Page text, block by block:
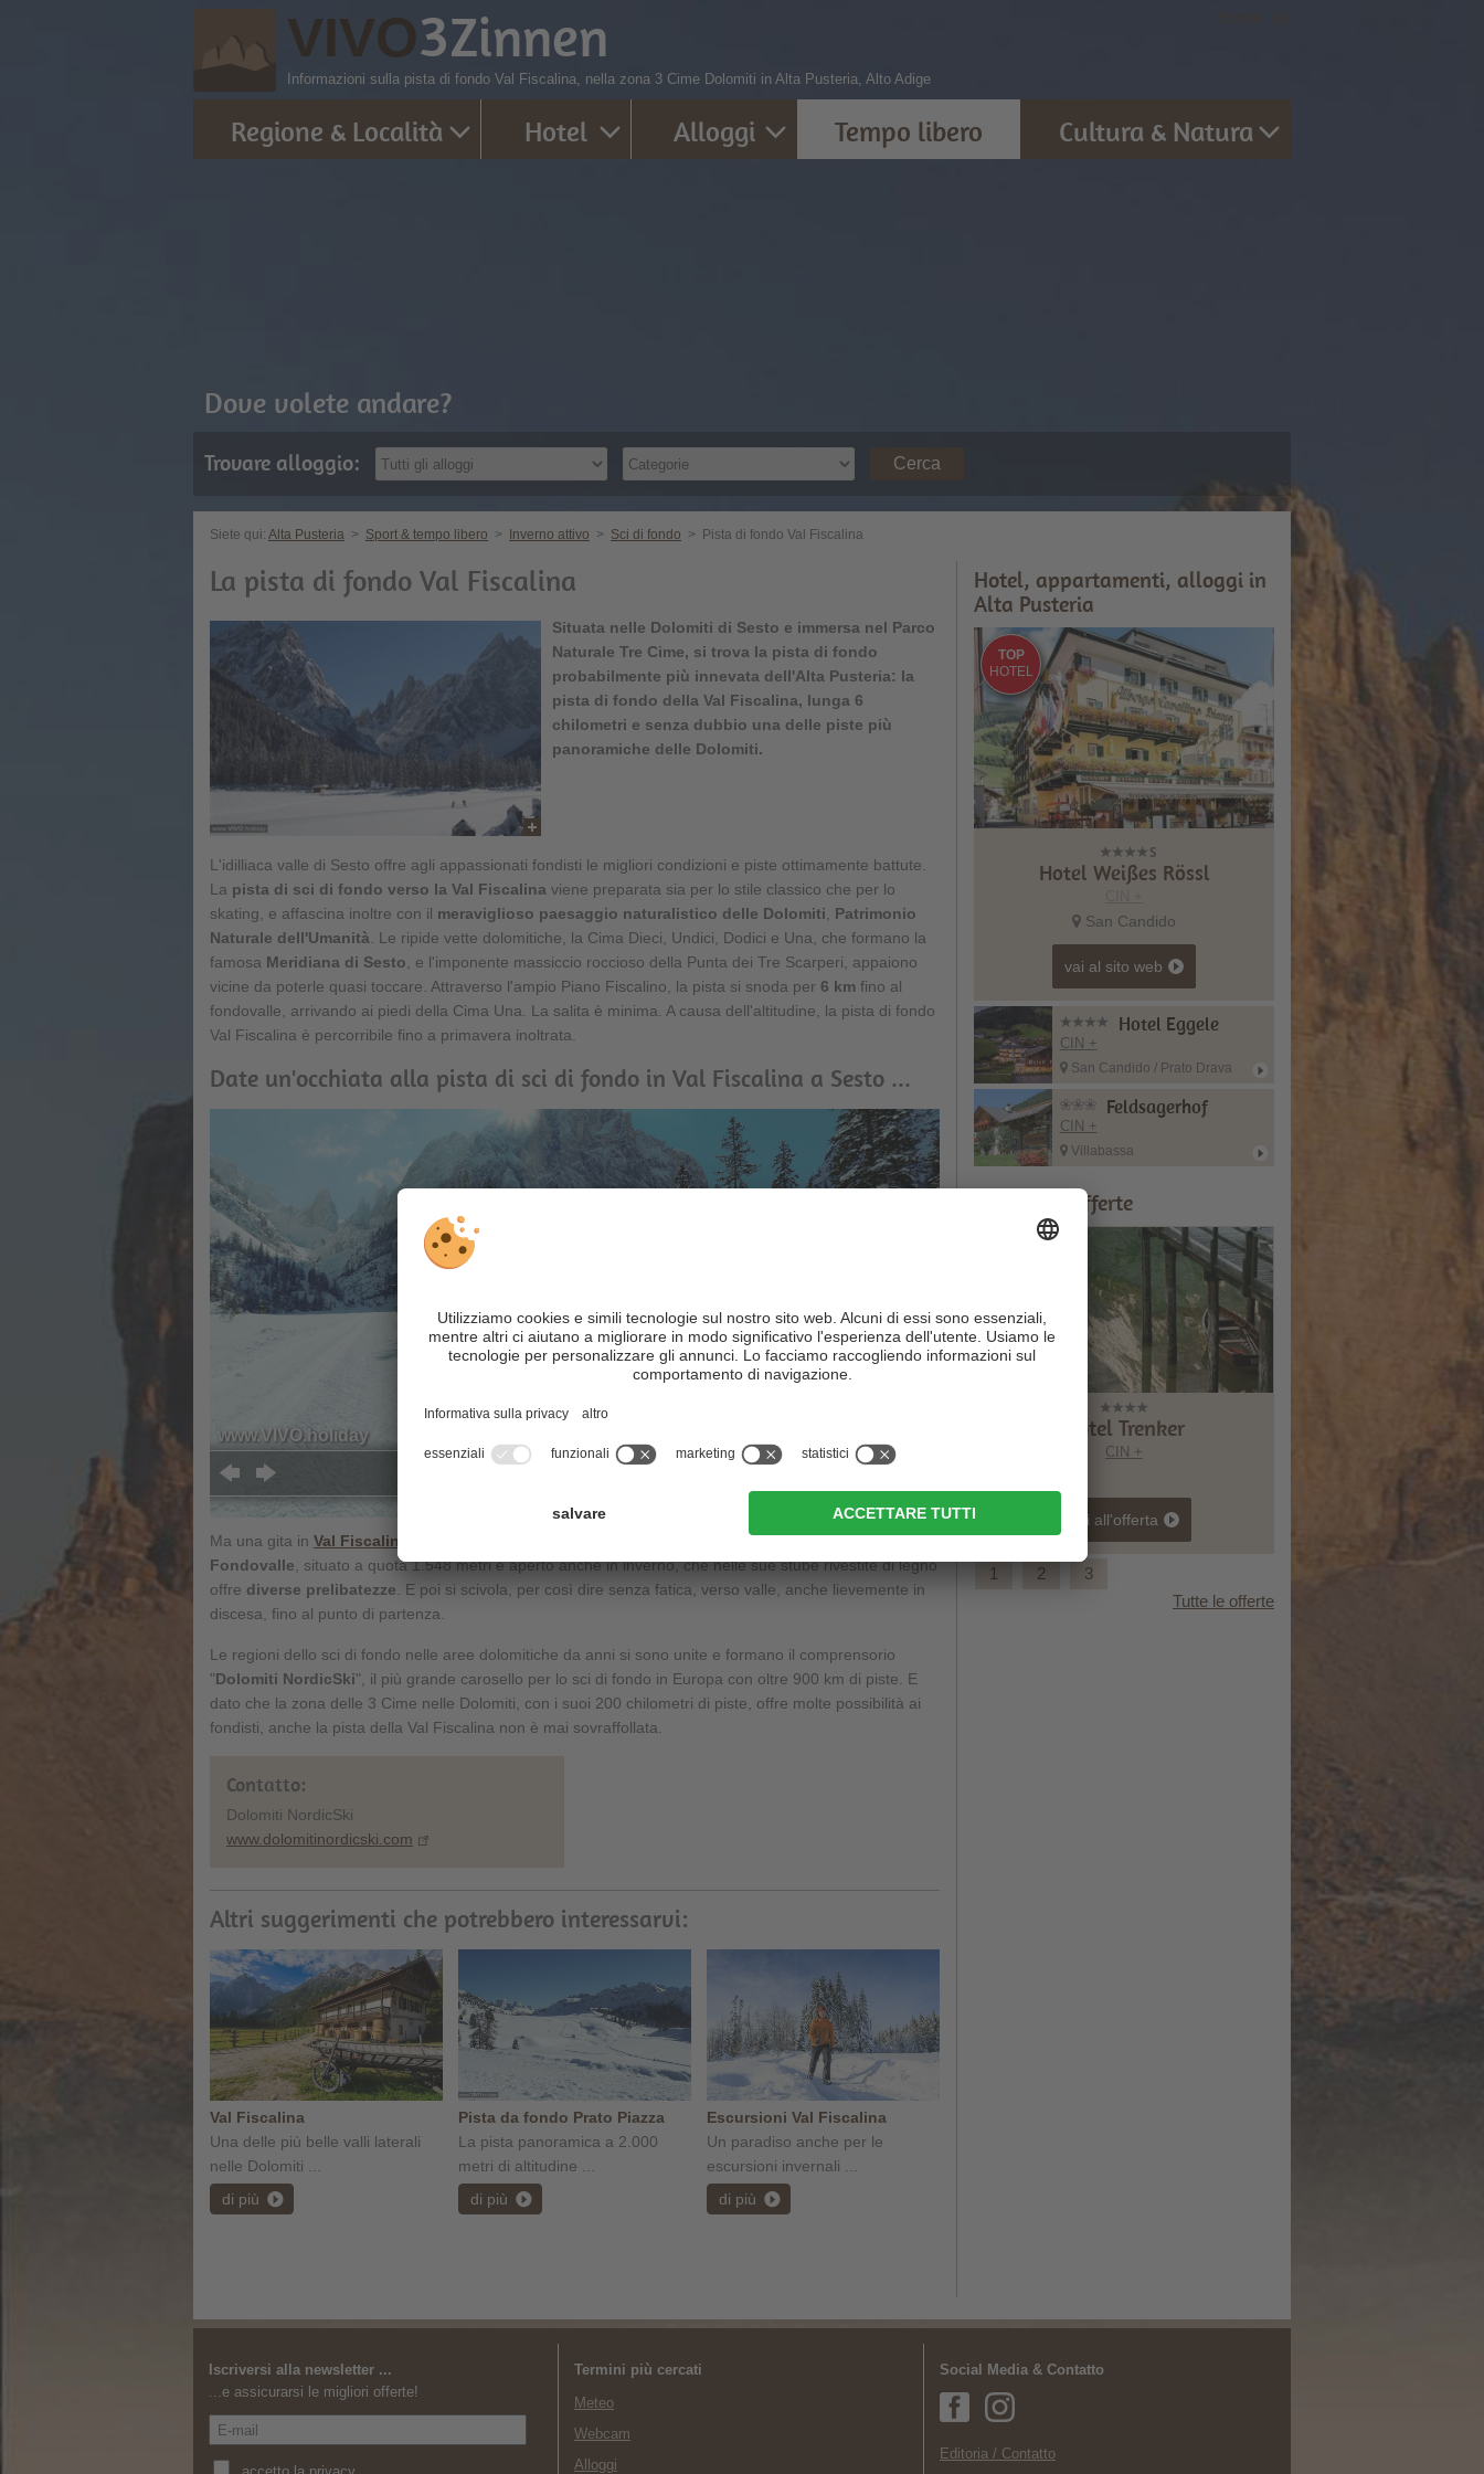
VIVO3Zinnen
Informazioni sulla pista di fondo Val Fiscalina, nella zona 3 Cime Dolomiti in Alta Pusteria, Alto Adige
Dove volete andare?
Trovare alloggio: Cerca
Regione & Località Hotel Alloggi Tempo libero Cultura & Natura
Siete qui: Alta Pusteria > Sport & tempo libero > Inverno attivo > Sci di fondo > Pista di fondo Val Fiscalina
La pista di fondo Val Fiscalina
Situata nelle Dolomiti di Sesto e immersa nel Parco
Naturale Tre Cime, si trova la pista di fondo
probabilmente più innevata dell'Alta Pusteria: la
pista di fondo della Val Fiscalina, lunga 6
chilometri e senza dubbio una delle piste più
panoramiche delle Dolomiti.
L'idilliaca valle di Sesto offre agli appassionati fondisti le migliori condizioni e piste ottimamente battute.
La pista di sci di fondo verso la Val Fiscalina viene preparata sia per lo stile classico che per lo
skating, e affascina inoltre con il meraviglioso paesaggio naturalistico delle Dolomiti
Patrimonio
Naturale dell'Umanità . Le ripide vette dolomitiche, la Cima Dieci, Undici, Dodici e Una, che formano la
famosa Meridiana di Sesto , e l'imponente massiccio roccioso della Punta dei Tre Scarperi, appaiono
vicine da poterle quasi toccare. Attraverso l'ampio Piano Fiscalino, la pista si snoda per 6 km fino al
fondovalle, arrivando ai piedi della Cima Una. La salita è minima. A causa dell'altitudine, la pista di fondo
Val Fiscalina è percorribile fino a primavera inoltrata.
Date un'occhiata alla pista di sci di fondo in Val Fiscalina a Sesto ...
Ma una gita in Val Fiscalina è anche un piacere culinario. A fondovalle si trova infatti ilRifugio
Fondovalle , situato a quota 1.548 metri e aperto anche in inverno, che nelle sue stube rivestite di legno
offre diverse prelibatezze . E poi si scivola, per così dire senza fatica, verso valle, anche lievemente in
discesa, fino al punto di partenza.
Le regioni dello sci di fondo nelle aree dolomitiche da anni si sono unite e formano il comprensorio
"Dolomiti NordicSki", il più grande carosello per lo sci di fondo in Europa con oltre 900 km di piste. E
dato che la zona delle 3 Cime nelle Dolomiti, con i suoi 200 chilometri di piste, offre molte possibilità ai
fondisti, anche la pista della Val Fiscalina non è mai sovraffollata.
Contatto:
Dolomiti NordicSki
www.dolomitinordicski.com
Altri suggerimenti che potrebbero interessarvi:
Val Fiscalina
Una delle più belle valli laterali
nelle Dolomiti ...
di più
Pista da fondo Prato Piazza
La pista panoramica a 2.000
metri di altitudine ...
di più
Escursioni Val Fiscalina
Un paradiso anche per le
escursioni invernali ...
di più
Hotel, appartamenti, alloggi in
Alta Pusteria
TOP
HOTEL
Hotel Weißes Rössl
San Candido
vai al sito web
Hotel Eggele
CIN +
San Candido / Prato Drava
Feldsagerhof
CIN +
Villabassa
Consigli & Offerte
Hotel Trenker
CIN +
vai all'offerta
1 2
3
Tutte le offerte
Iscriversi alla newsletter ...
...e assicurarsi le migliori offerte!
Termini più cercati
Meteo
Webcam
Alloggi
Social Media & Contatto
Editoria / Contatto